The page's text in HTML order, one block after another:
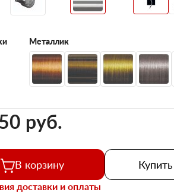
Металлик
pуб.
В корзину
доставки и оплаты